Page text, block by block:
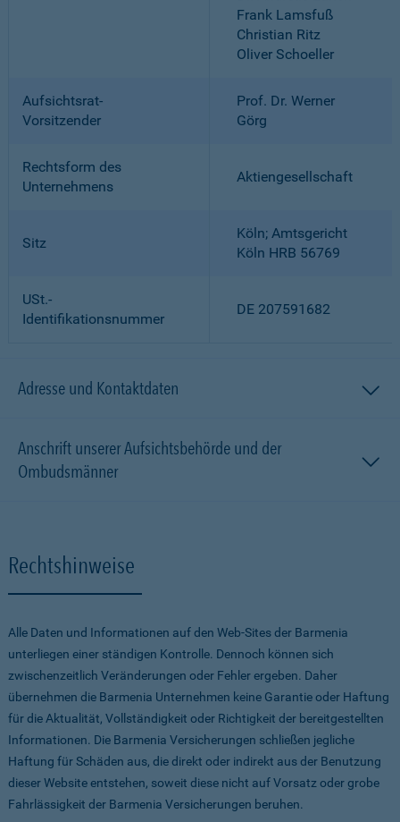
Frank Lamsfuß
Christian Ritz
Oliver Schoeller
Aufsichtsrat-
Vorsitzender
Prof. Dr. Werner
Görg
Rechtsform des
Unternehmens
Aktiengesellschaft
Sitz
Köln; Amtsgericht
Köln HRB 56769
USt.-
Identifikationsnummer
DE 207591682
Adresse und Kontaktdaten
Anschrift unserer Aufsichtsbehörde und der
Ombudsmänner
Rechtshinweise
Alle Daten und Informationen auf den Web-Sites der Barmenia
unterliegen einer ständigen Kontrolle. Dennoch können sich
zwischenzeitlich Veränderungen oder Fehler ergeben. Daher
übernehmen die Barmenia Unternehmen keine Garantie oder Haftung
für die Aktualität, Vollständigkeit oder Richtigkeit der bereitgestellten
Informationen. Die Barmenia Versicherungen schließen jegliche
Haftung für Schäden aus, die direkt oder indirekt aus der Benutzung
dieser Website entstehen, soweit diese nicht auf Vorsatz oder grobe
Fahrlässigkeit der Barmenia Versicherungen beruhen.